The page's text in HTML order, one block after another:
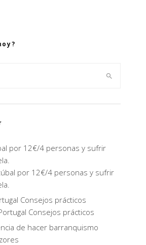
por 12€/4 personas y sufrir
Consejos prácticos
de hacer barranquismo